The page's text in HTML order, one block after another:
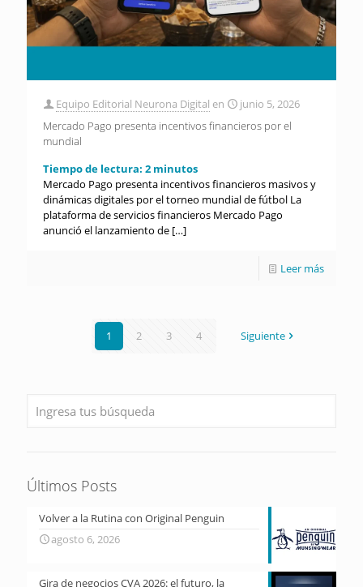
Equipo Editorial Neurona Digital en
junio 5, 2026
Mercado Pago presenta incentivos financieros por el
mundial
Tiempo de lectura: 2 minutos
Mercado Pago presenta incentivos financieros masivos y
dinámicas digitales por el torneo mundial de fútbol La
plataforma de servicios financieros Mercado Pago
anunció el lanzamiento de […]
Leer más
1 2 3 4 Siguiente
Últimos Posts
Volver a la Rutina con Original Penguin
agosto 6, 2026
Gira de negocios CVA 2026: el futuro, la